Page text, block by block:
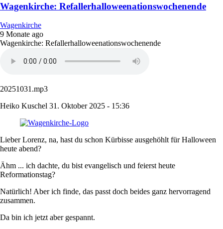
Wagenkirche: Refallerhalloweenationswochenende
Wagenkirche
9 Monate ago
Wagenkirche: Refallerhalloweenationswochenende
20251031.mp3
Heiko Kuschel 31. Oktober 2025 - 15:36
Lieber Lorenz, na, hast du schon Kürbisse ausgehöhlt für Halloween
heute abend?
Ähm ... ich dachte, du bist evangelisch und feierst heute
Reformationstag?
Natürlich! Aber ich finde, das passt doch beides ganz hervorragend
zusammen.
Da bin ich jetzt aber gespannt.